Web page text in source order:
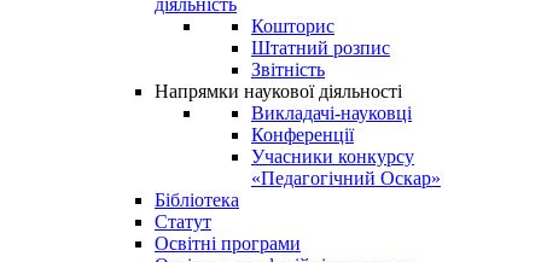
діяльність
Кошторис
Штатний розпис
Звітність
Напрямки наукової діяльності
Викладачі-науковці
Конференції
Учасники конкурсу
«Педагогічний Оскар»
Бібліотека
Статут
Освітні програми